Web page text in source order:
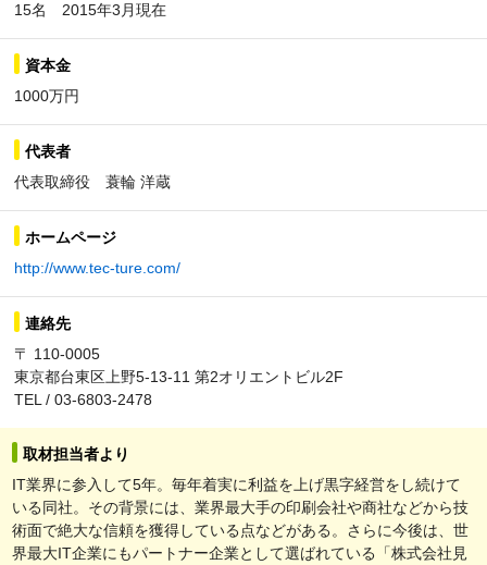
15名 2015年3月現在
資本金
1000万円
代表者
代表取締役 蓑輪 洋蔵
ホームページ
http://www.tec-ture.com/
連絡先
〒 110-0005
東京都台東区上野5-13-11 第2オリエントビル2F
TEL / 03-6803-2478
取材担当者より
IT業界に参入して5年。毎年着実に利益を上げ黒字経営をし続けて
いる同社。その背景には、業界最大手の印刷会社や商社などから技
術面で絶大な信頼を獲得している点などがある。さらに今後は、世
界最大IT企業にもパートナー企業として選ばれている「株式会社見